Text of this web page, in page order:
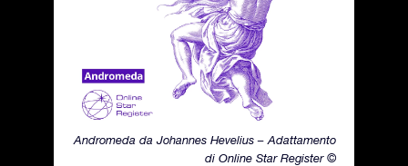
Andromeda da Johannes Hevelius – Adattamento
di Online Star Register ©